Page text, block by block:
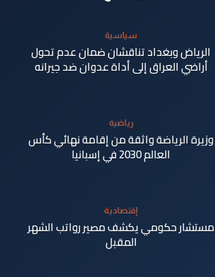
سياسية
الرياض وبغداد تناقشان ضمان عدم تحول
أراضي العراق إلى أداة عدوان ضد جيرانه
رياضية
وزيرة الرياضة واثقة من إقامة نهائي كأس
العالم 2030 في إسبانيا
إقتصادية
مستشار حكومي يكشف مصير رواتب الشهر
المقبل